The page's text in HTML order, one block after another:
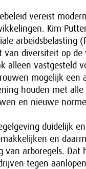
vereist
Kim
arbeidsbelasting
van diversiteit op
alleen vastgesteld
mogelijk een
houden met
en nieuwe
duidelijk
en
van arboregels.
tegen